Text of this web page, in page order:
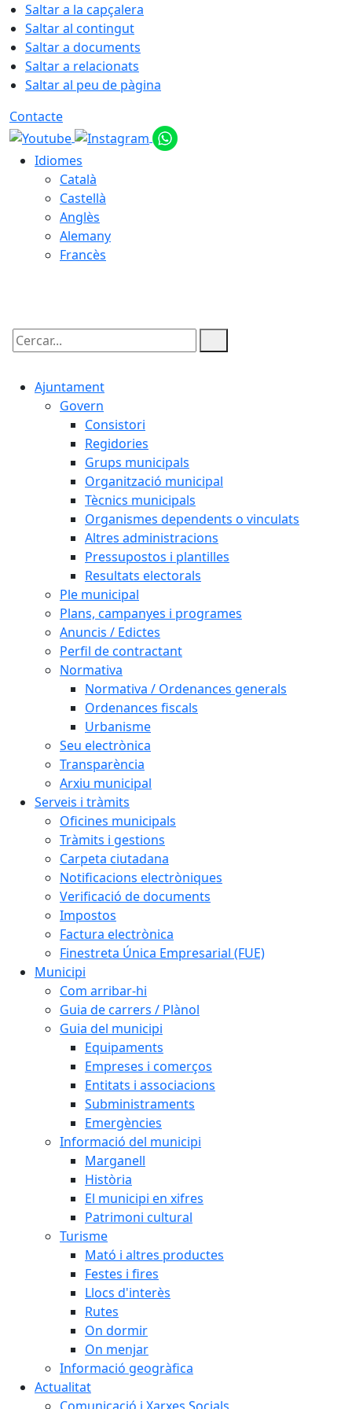
Saltar a la capçalera
Saltar al contingut
Saltar a documents
Saltar a relacionats
Saltar al peu de pàgina
Contacte
Idiomes
Català
Castellà
Anglès
Alemany
Francès
Cercar:
Ajuntament
Govern
Consistori
Regidories
Grups municipals
Organització municipal
Tècnics municipals
Organismes dependents o vinculats
Altres administracions
Pressupostos i plantilles
Resultats electorals
Ple municipal
Plans, campanyes i programes
Anuncis / Edictes
Perfil de contractant
Normativa
Normativa / Ordenances generals
Ordenances fiscals
Urbanisme
Seu electrònica
Transparència
Arxiu municipal
Serveis i tràmits
Oficines municipals
Tràmits i gestions
Carpeta ciutadana
Notificacions electròniques
Verificació de documents
Impostos
Factura electrònica
Finestreta Única Empresarial (FUE)
Municipi
Com arribar-hi
Guia de carrers / Plànol
Guia del municipi
Equipaments
Empreses i comerços
Entitats i associacions
Subministraments
Emergències
Informació del municipi
Marganell
Història
El municipi en xifres
Patrimoni cultural
Turisme
Mató i altres productes
Festes i fires
Llocs d'interès
Rutes
On dormir
On menjar
Informació geogràfica
Actualitat